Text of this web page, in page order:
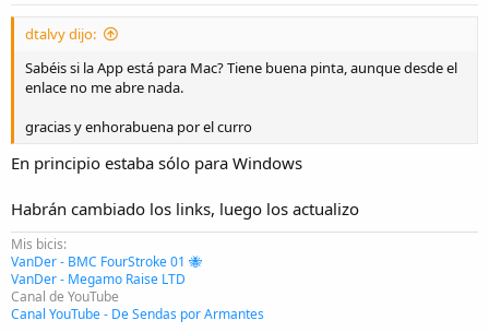
dtalvy dijo:
Sabéis si la App está para Mac? Tiene buena pinta, aunque desde el
enlace no me abre nada.
gracias y enhorabuena por el curro
En principio estaba sólo para Windows
Habrán cambiado los links, luego los actualizo
Mis bicis:
VanDer - BMC FourStroke 01 🐝
VanDer - Megamo Raise LTD
Canal de YouTube
Canal YouTube - De Sendas por Armantes